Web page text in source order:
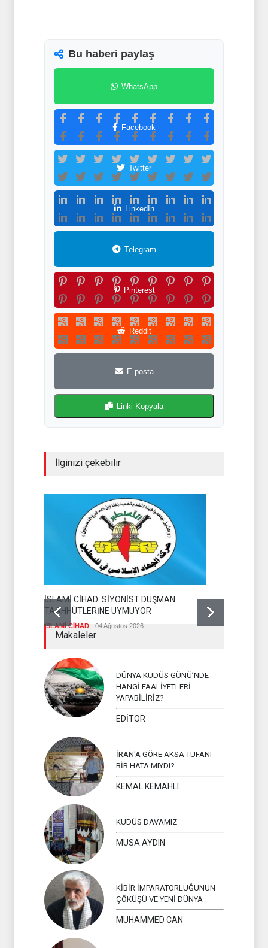
Bu haberi paylaş
WhatsApp
Facebook
Twitter
LinkedIn
Telegram
Pinterest
Reddit
E-posta
Linki Kopyala
İlginizi çekebilir
İSLAMİ CİHAD: SİYONİST DÜŞMAN
TAAHHÜTLERİNE UYMUYOR
İSLAMİ CİHAD 04 Ağustos 2026
Makaleler
DÜNYA KUDÜS GÜNÜ’NDE
HANGİ FAALİYETLERİ
YAPABİLİRİZ?
EDİTÖR
İRAN'A GÖRE AKSA TUFANI
BİR HATA MIYDI?
KEMAL KEMAHLI
KUDÜS DAVAMIZ
MUSA AYDIN
KİBİR İMPARATORLUĞUNUN
ÇÖKÜŞÜ VE YENİ DÜNYA
MUHAMMED CAN